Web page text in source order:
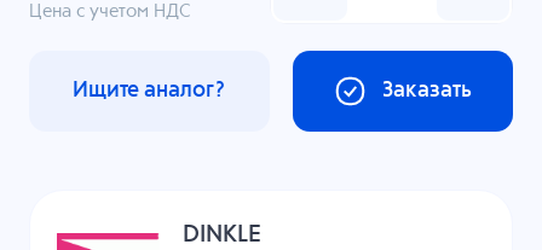
Цена с учетом НДС
Заказать
Ищите аналог?
DINKLE